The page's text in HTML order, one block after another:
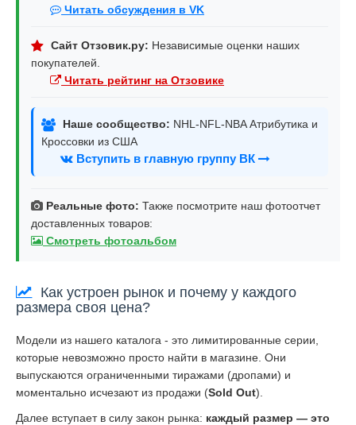
Читать обсуждения в VK
Сайт Отзовик.ру: Независимые оценки наших
покупателей.
Читать рейтинг на Отзовике
Наше сообщество: NHL-NFL-NBA Атрибутика и
Кроссовки из США
Вступить в главную группу ВК
Реальные фото: Также посмотрите наш фотоотчет
доставленных товаров:
Смотреть фотоальбом
Как устроен рынок и почему у каждого
размера своя цена?
Модели из нашего каталога - это лимитированные серии,
которые невозможно просто найти в магазине. Они
выпускаются ограниченными тиражами (дропами) и
моментально исчезают из продажи (Sold Out).
Далее вступает в силу закон рынка: каждый размер — это